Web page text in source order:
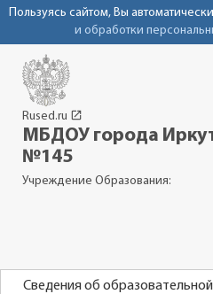
Пользуясь сайтом, Вы
и обработки
Rused.ru launch
МБДОУ города
№145
Учреждение Образования:
Сведения об